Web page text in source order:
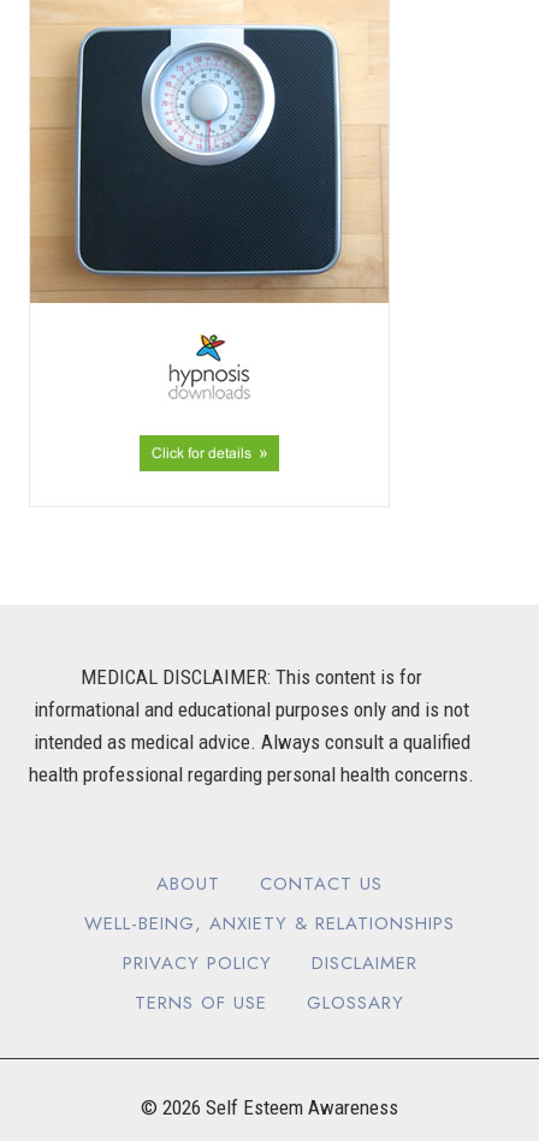
MEDICAL DISCLAIMER: This content is for
informational and educational purposes only and is not
intended as medical advice. Always consult a qualified
health professional regarding personal health concerns.
ABOUT
CONTACT US
WELL-BEING, ANXIETY & RELATIONSHIPS
PRIVACY POLICY
DISCLAIMER
TERNS OF USE
GLOSSARY
© 2026 Self Esteem Awareness